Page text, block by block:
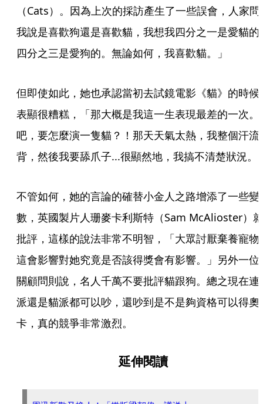
（Cats）。因為上次的採訪產生了一些誤會，人家問
我說是喜歡狗還是喜歡貓，我想我四分之一是愛貓的
四分之三是愛狗的。無論如何，我喜歡貓。」
但即使如此，她也承認當初去試鏡電影《貓》的時候
表顯很糟糕，「那大概是我這一生表現最差的一次。
吧，要怎麼演一隻貓？！那天天氣太熱，我整個汗流
背，然後我要舔爪子...很顯然地，我搞不清楚狀況。
不管如何，她的言論的確替小金人之路增添了一些變
數，英國製片人珊麥卡利斯特（Sam McAlioster）就
批評，這樣的說法非常不明智，「大眾討厭棄養寵物
這會影響對她究竟是否該得獎會有影響。」另外一位
關顧問則說，名人千萬不要批評貓跟狗。總之現在連
派還是貓派都可以吵，還吵到是不是夠資格可以得奧
卡，真的競爭非常激烈。
延伸閱讀